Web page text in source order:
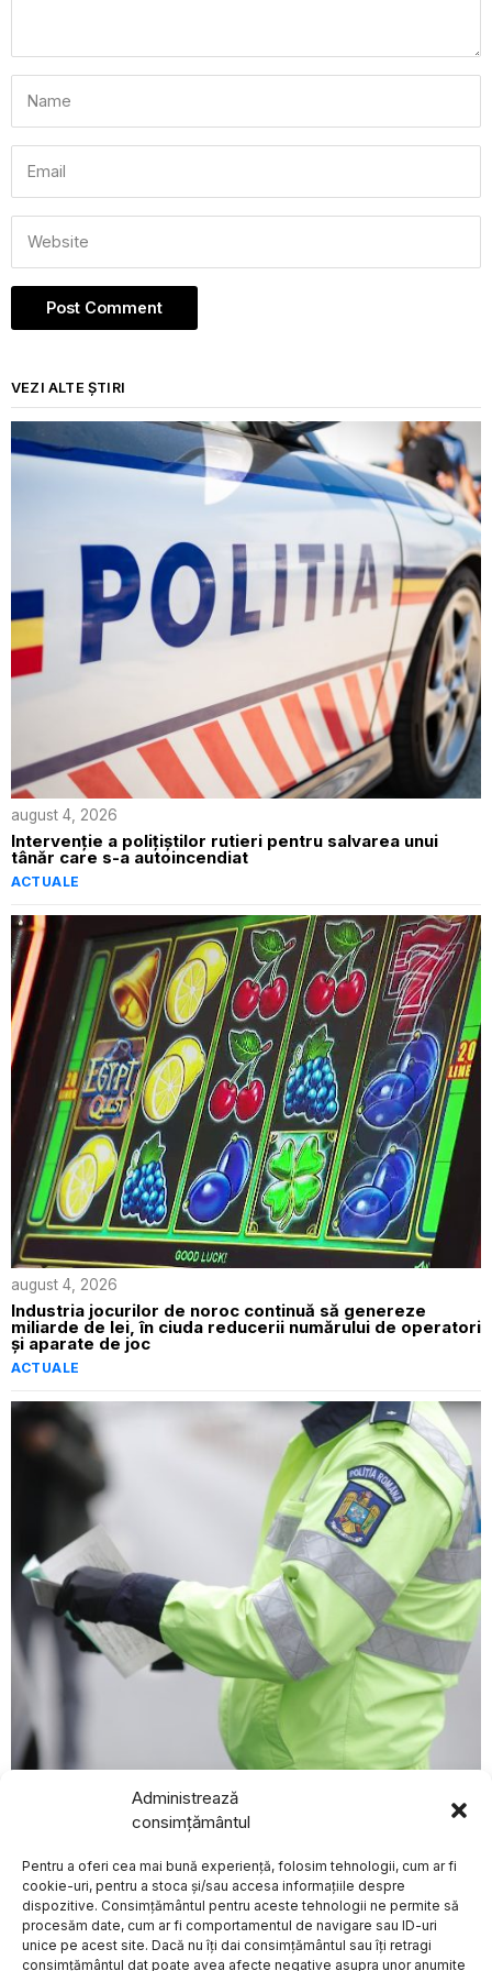
Administrează
consimțământul
Pentru a oferi cea mai bună experiență, folosim tehnologii, cum ar fi
cookie-uri, pentru a stoca și/sau accesa informațiile despre
dispozitive. Consimțământul pentru aceste tehnologii ne permite să
procesăm date, cum ar fi comportamentul de navigare sau ID-uri
unice pe acest site. Dacă nu îți dai consimțământul sau îți retragi
consimțământul dat poate avea afecte negative asupra unor anumite
VEZI ALTE ȘTIRI
august 4, 2026
Intervenție a polițiștilor rutieri pentru salvarea unui
tânăr care s-a autoincendiat
ACTUALE
august 4, 2026
Industria jocurilor de noroc continuă să genereze
miliarde de lei, în ciuda reducerii numărului de operatori
și aparate de joc
ACTUALE
Curtea de Apel București suspendă aplicarea măsurii
de suspendare a permisului pentru neplata amenzilor
ACTUALE
Despre Politica de Confidențialitate Termeni și Conditii
Contact
BREAKING NEWS
Premierul Ilie Bolojan
așteaptă o decizie a
Curții Constituționale
privind reforma
pensiilor
magistraților